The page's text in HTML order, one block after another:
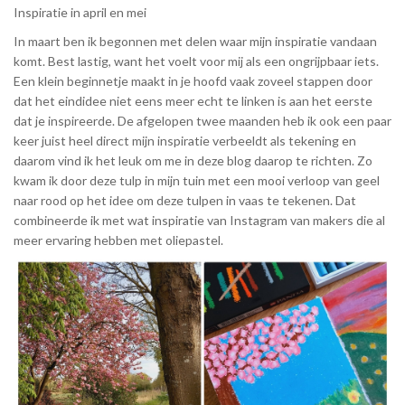
Inspiratie in april en mei
In maart ben ik begonnen met delen waar mijn inspiratie vandaan
komt. Best lastig, want het voelt voor mij als een ongrijpbaar iets.
Een klein beginnetje maakt in je hoofd vaak zoveel stappen door
dat het eindidee niet eens meer echt te linken is aan het eerste
dat je inspireerde. De afgelopen twee maanden heb ik ook een paar
keer juist heel direct mijn inspiratie verbeeldt als tekening en
daarom vind ik het leuk om me in deze blog daarop te richten. Zo
kwam ik door deze tulp in mijn tuin met een mooi verloop van geel
naar rood op het idee om deze tulpen in vaas te tekenen. Dat
combineerde ik met wat inspiratie van Instagram van makers die al
meer ervaring hebben met oliepastel.